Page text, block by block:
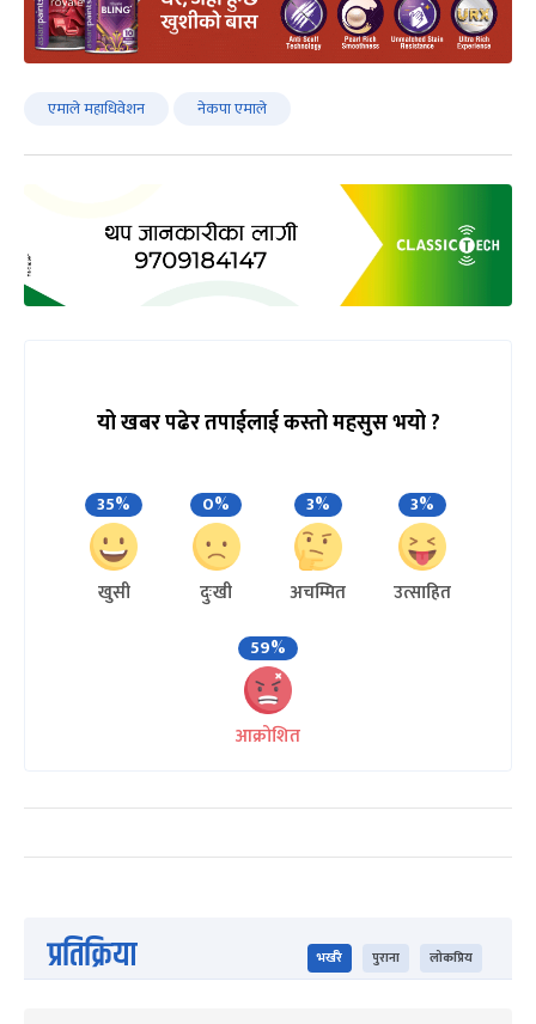
एमाले महाधिवेशन नेकपा एमाले
यो खबर पढेर तपाईलाई कस्तो महसुस भयो ?
35%
खुसी
0%
दुःखी
3%
अचम्मित
3%
उत्साहित
59%
आक्रोशित
प्रतिक्रिया भर्खरै पुराना लोकप्रिय